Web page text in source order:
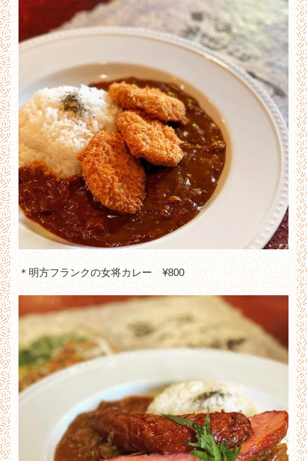
＊明方フランクの女将カレー ¥800